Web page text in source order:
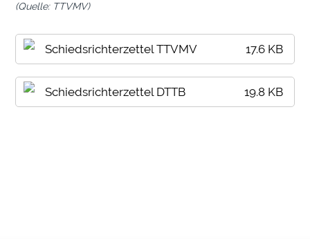
(Quelle: TTVMV)
Schiedsrichterzettel TTVMV 17.6 KB
Schiedsrichterzettel DTTB 19.8 KB